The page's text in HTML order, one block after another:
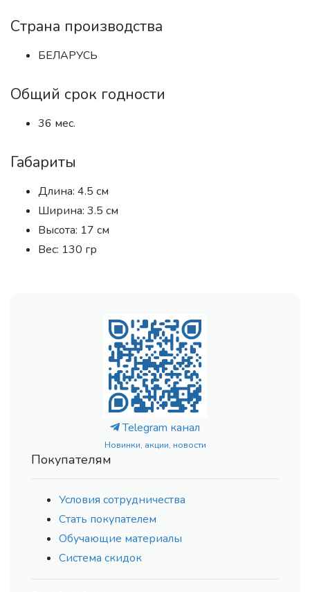
Страна производства
БЕЛАРУСЬ
Общий срок годности
36 мес.
Габариты
Длина: 4.5 см
Ширина: 3.5 см
Высота: 17 см
Вес: 130 гр
Telegram канал
Новинки, акции, новости
Покупателям
Условия сотрудничества
Стать покупателем
Обучающие материалы
Система скидок